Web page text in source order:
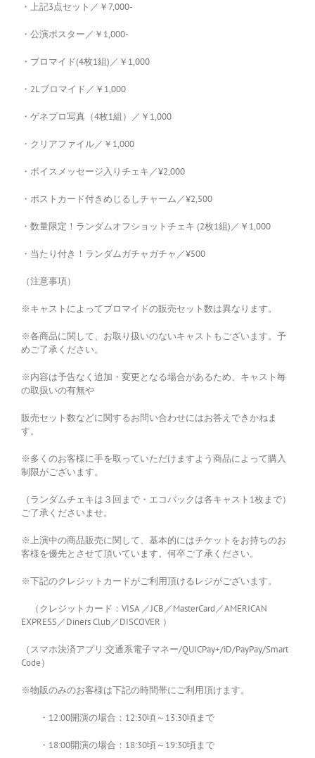
・上記3点セット／￥7,000-
・公演ポスター／￥1,000-
・ブロマイド(4枚1組)／￥1,000
・2Lブロマイド／￥1,000
・ゲネプロ写真（4枚1組）／￥1,000
・クリアファイル／￥1,000
・ボイスメッセージ入りチェキ／¥2,000
・ポストカード付きめじるしチャーム／¥2,500
・数量限定！ランダムオフショットチェキ (2枚1組)／￥1,000
・当たり付き！ランダムガチャガチャ／¥500
（注意事項）
※キャストによってブロマイドの販売セット数は異なります。
※各商品に関して、お取り扱いのないキャストもございます。予
めご了承ください。
※内容は予告なく追加・変更となる場合があるため、キャスト毎
の取扱いの有無や
販売セット数などに関するお問い合わせにはお答えできかねま
す。
※多くのお客様に手を取っていただけますよう商品によって購入
制限がございます。
（ランダムチェキは３回まで・エコバックは各キャスト1枚まで）
ご了承くださいませ。
※上演中の商品販売に関して、基本的にはチケットをお持ちのお
客様を優先とさせて頂いています。何卒ご了承ください。
※下記のクレジットカードがご利用頂けるレジがございます。
（クレジットカード：VISA ／JCB／MasterCard／AMERICAN
EXPRESS／Diners Club／DISCOVER ）
（スマホ決済アプリ:交通系電子マネー/QUICPay+/iD/PayPay/Smart
Code）
※物販のみのお客様は下記の時間帯にご利用頂けます。
・12:00開演の場合：12:30頃～13:30頃まで
・18:00開演の場合：18:30頃～19:30頃まで